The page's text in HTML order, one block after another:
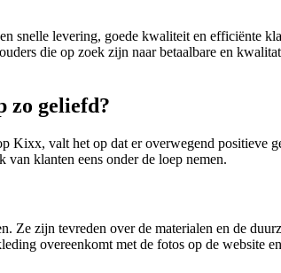
snelle levering, goede kwaliteit en efficiënte
die op zoek zijn naar betaalbare en
zo geliefd?
Kixx, valt het op dat er overwegend positieve
van klanten eens onder de loep nemen.
zijn tevreden over de materialen en de
overeenkomt met de fotos op de website